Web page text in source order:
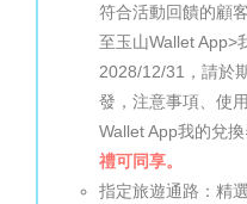
符合活動回饋的顧
至玉山Wallet App>
2028/12/31，請於
發，注意事項、使
Wallet App我的兌
禮可同享。
指定旅遊通路：精